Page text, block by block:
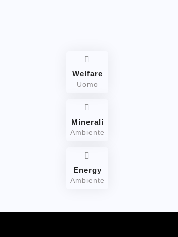
Welfare
Uomo
Minerali
Ambiente
Energy
Ambiente